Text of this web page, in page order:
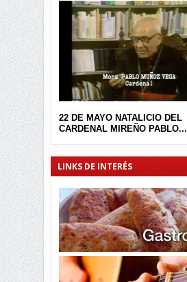
22 DE MAYO NATALICIO DEL
CARDENAL MIREÑO PABLO...
LINKS DE INTERÉS